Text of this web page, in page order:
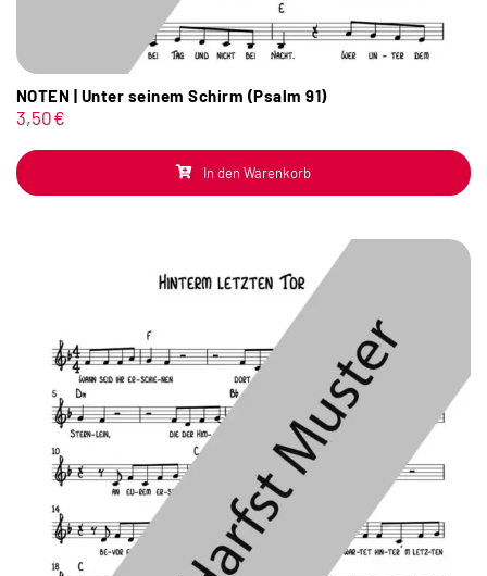
NOTEN | Unter seinem Schirm (Psalm 91)
3,50€
In den Warenkorb